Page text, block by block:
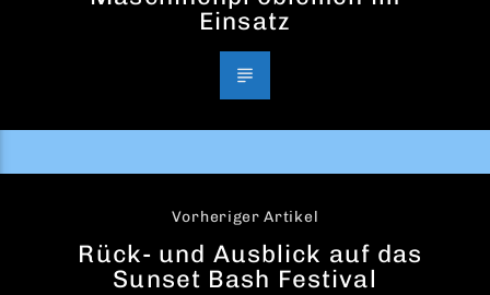
Einsatz
Vorheriger Artikel
Rück- und Ausblick auf das
Sunset Bash Festival